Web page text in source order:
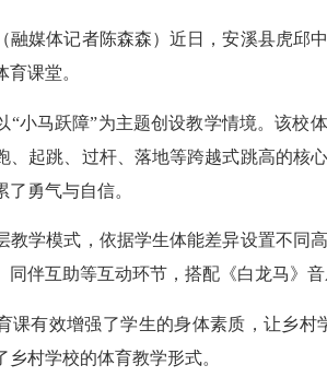
体记者陈森森）近日，安溪县虎邱中
课堂。
马跃障”为主题创设教学情境。该校体
、起跳、过杆、落地等跨越式跳高的核
了勇气与自信。
模式，依据学生体能差异设置不同高
同伴互助等互动环节，搭配《白龙马》
有效增强了学生的身体素质，让乡村
乡村学校的体育教学形式。